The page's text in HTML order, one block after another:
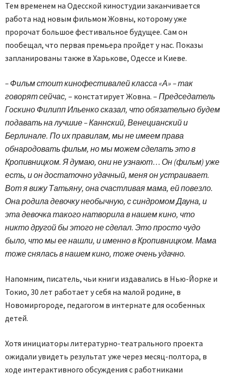
Тем временем на Одесской киностудии заканчивается
работа над новым фильмом Жовны, которому уже
пророчат большое фестивальное будущее. Сам он
пообещал, что первая премьера пройдет у нас. Показы
запланированы также в Харькове, Одессе и Киеве.
– Фильм стоит кинофестивалей класса «А» – так
говорят сейчас, – констатирует Жовна. – Председатель
Госкино Филипп Ильенко сказал, что обязательно будем
подавать на лучшие – Каннский, Венецианский и
Берлинале. По их правилам, мы не имеем права
обнародовать фильм, но мы можем сделать это в
Кропивницком. Я думаю, они не узнают… Он (фильм) уже
есть, и он достаточно удачный, меня он устраивает.
Вот я вижу Татьяну, она счастливая мама, ей повезло.
Она родила девочку необычную, с синдромом Дауна, и
эта девочка такого натворила в нашем кино, что
никто другой бы этого не сделал. Это просто чудо
было, что мы ее нашли, и именно в Кропивницком. Мама
тоже снялась в нашем кино, тоже очень удачно.
Напомним, писатель, чьи книги издавались в Нью-Йорке и
Токио, 30 лет работает у себя на малой родине, в
Новомиргороде, педагогом в интернате для особенных
детей.
Хотя инициаторы литературно-театрального проекта
ожидали увидеть результат уже через месяц-полтора, в
ходе интерактивного обсуждения с работниками